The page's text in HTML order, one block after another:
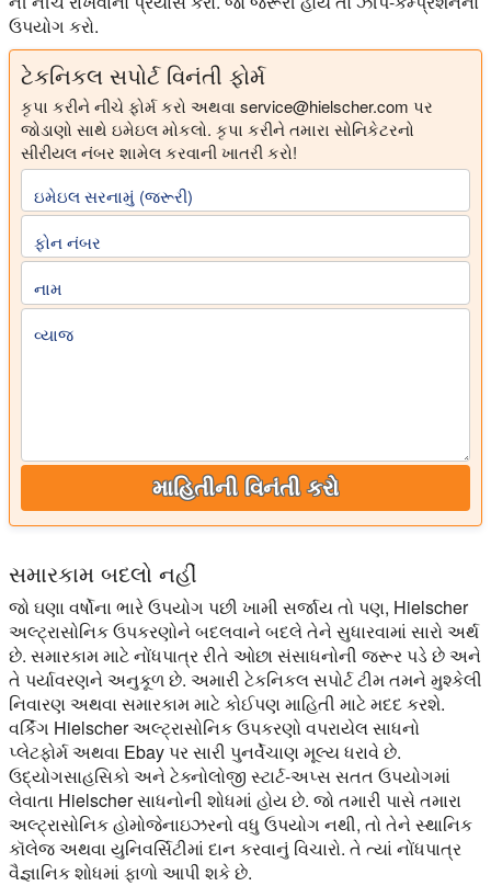
ઉપયોગ કરો.
ટેકનિકલ સપોર્ટ વિનંતી ફોર્મ
કૃપા કરીને નીચે ફોર્મ કરો અથવા service@hielscher.com પર
જોડાણો સાથે ઇમેઇલ મોકલો. કૃપા કરીને તમારા સોનિકેટરનો
સીરીયલ નંબર શામેલ કરવાની ખાતરી કરો!
ઇમેઇલ સરનામું (જરૂરી)
ફોન નંબર
નામ
વ્યાજ
માહિતીની વિનંતી કરો
સમારકામ બદલો નહીં
જો ઘણા વર્ષોના ભારે ઉપયોગ પછી ખામી સર્જાય તો પણ, Hielscher
અલ્ટ્રાસોનિક ઉપકરણોને બદલવાને બદલે તેને સુધારવામાં સારો અર્થ
છે. સમારકામ માટે નોંધપાત્ર રીતે ઓછા સંસાધનોની જરૂર પડે છે અને
તે પર્યાવરણને અનુકૂળ છે. અમારી ટેકનિકલ સપોર્ટ ટીમ તમને મુશ્કેલી
નિવારણ અથવા સમારકામ માટે કોઈપણ માહિતી માટે મદદ કરશે.
વર્કિંગ Hielscher અલ્ટ્રાસોનિક ઉપકરણો વપરાયેલ સાધનો
પ્લેટફોર્મ અથવા Ebay પર સારી પુનર્વેચાણ મૂલ્ય ધરાવે છે.
ઉદ્યોગસાહસિકો અને ટેક્નોલોજી સ્ટાર્ટ-અપ્સ સતત ઉપયોગમાં
લેવાતા Hielscher સાધનોની શોધમાં હોય છે. જો તમારી પાસે તમારા
અલ્ટ્રાસોનિક હોમોજેનાઇઝરનો વધુ ઉપયોગ નથી, તો તેને સ્થાનિક
કૉલેજ અથવા યુનિવર્સિટીમાં દાન કરવાનું વિચારો. તે ત્યાં નોંધપાત્ર
વૈજ્ઞાનિક શોધમાં ફાળો આપી શકે છે.